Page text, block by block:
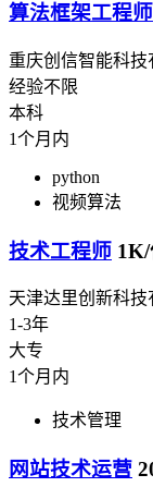
算法框架工程师
重庆创信智能科技
经验不限
本科
1个月内
python
视频算法
技术工程师
天津达里创新科技
1-3年
大专
1个月内
技术管理
网站技术运营